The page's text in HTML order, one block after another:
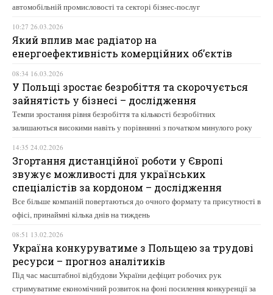
автомобільній промисловості та секторі бізнес-послуг
10:27 26.03.2026
Який вплив має радіатор на
енергоефективність комерційних об’єктів
08:34 16.03.2026
У Польщі зростає безробіття та скорочується
зайнятість у бізнесі – дослідження
Темпи зростання рівня безробіття та кількості безробітних
залишаються високими навіть у порівнянні з початком минулого року
14:35 24.02.2026
Згортання дистанційної роботи у Європі
звужує можливості для українських
спеціалістів за кордоном – дослідження
Все більше компаній повертаються до очного формату та присутності в
офісі, принаймні кілька днів на тиждень
08:51 13.02.2026
Україна конкуруватиме з Польщею за трудові
ресурси – прогноз аналітиків
Під час масштабної відбудови України дефіцит робочих рук
стримуватиме економічний розвиток на фоні посилення конкуренції за